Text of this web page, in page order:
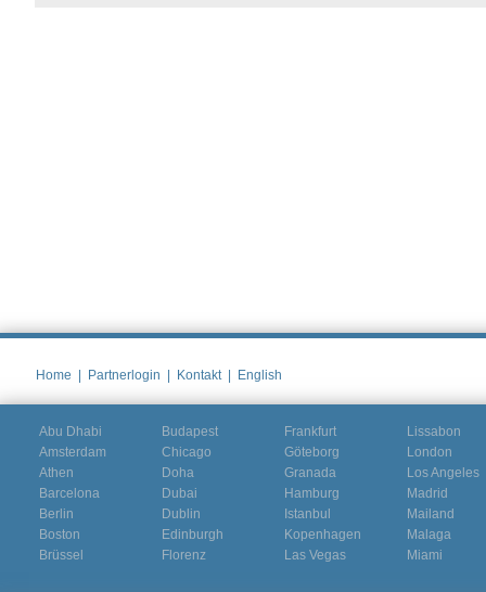
Home Partnerlogin Kontakt English
Abu Dhabi
Amsterdam
Athen
Barcelona
Berlin
Boston
Brüssel
Budapest
Chicago
Doha
Dubai
Dublin
Edinburgh
Florenz
Frankfurt
Göteborg
Granada
Hamburg
Istanbul
Kopenhagen
Las Vegas
Lissabon
London
Los Angeles
Madrid
Mailand
Malaga
Miami